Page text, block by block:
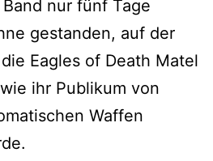
nur fünf Tage
gestanden, auf der
Eagles of Death Matel
ihr Publikum von
Waffen